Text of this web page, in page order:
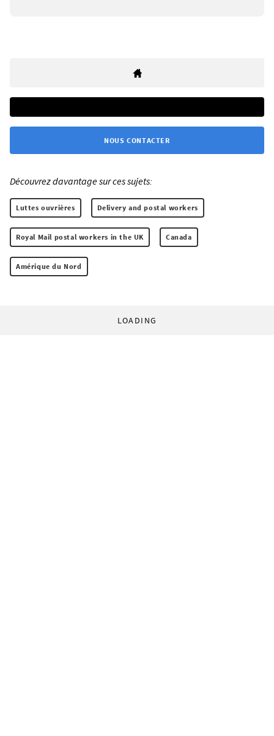
NOUS CONTACTER
Découvrez davantage sur ces sujets:
Luttes ouvrières Delivery and postal workers
Royal Mail postal workers in the UK Canada
Amérique du Nord
LOADING